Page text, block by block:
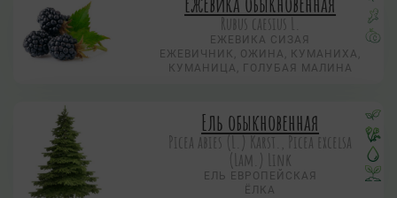
Rubus caesius L.
ЕЖЕВИКА СИЗАЯ
ЕЖЕВИЧНИК, ОЖИНА, КУМАНИХА,
КУМАНИЦА, ГОЛУБАЯ МАЛИНА
Ель обыкновенная
Picea abies (L.) Karst., Picea excelsa
(Lam.) Link
ЕЛЬ ЕВРОПЕЙСКАЯ
ЁЛКА